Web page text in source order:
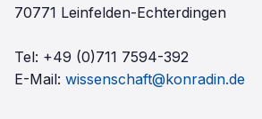
70771 Leinfelden-Echterdingen
Tel: +49 (0)711 7594-392
E-Mail: wissenschaft@konradin.de